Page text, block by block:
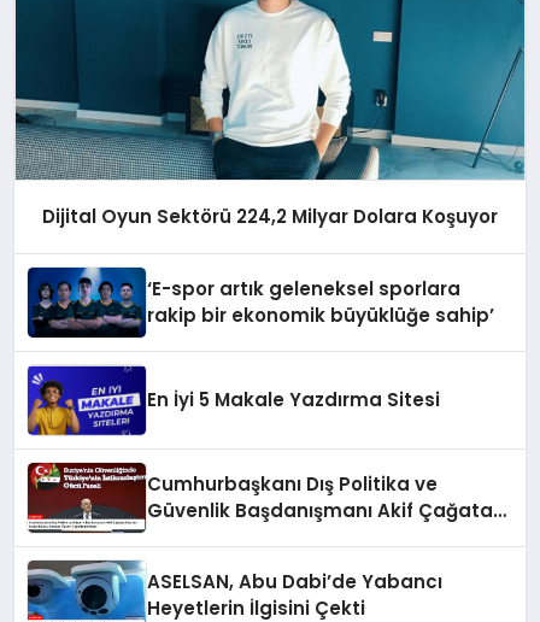
Dijital Oyun Sektörü 224,2 Milyar Dolara Koşuyor
‘E-spor artık geleneksel sporlara
rakip bir ekonomik büyüklüğe sahip’
En İyi 5 Makale Yazdırma Sitesi
Cumhurbaşkanı Dış Politika ve
Güvenlik Başdanışmanı Akif Çağatay
ASELSAN, Abu Dabi’de Yabancı
Heyetlerin İlgisini Çekti